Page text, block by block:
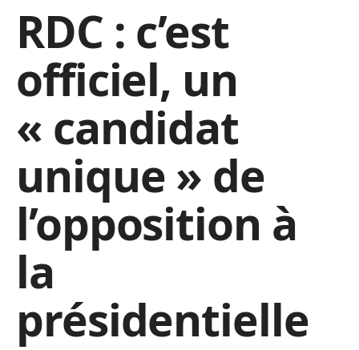
RDC : c’est
officiel, un
« candidat
unique » de
l’opposition à
la
présidentielle